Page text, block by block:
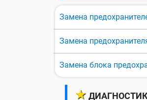
Замена
Замена
Замена блока
★